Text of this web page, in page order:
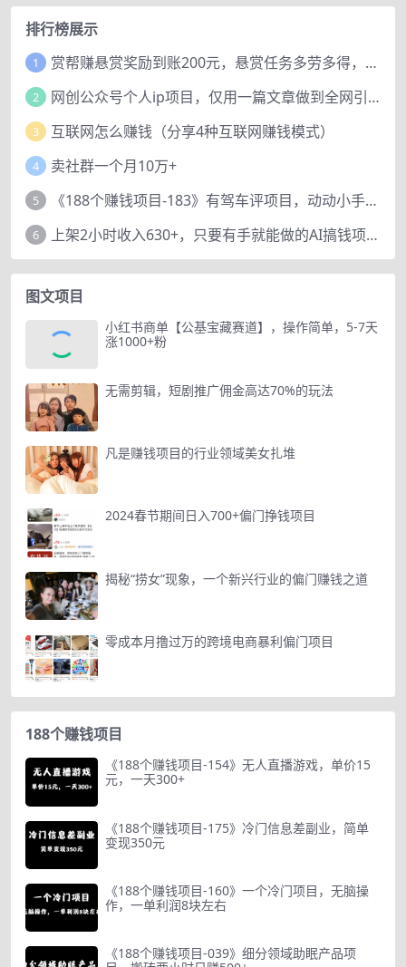
排行榜展示
1 赏帮赚悬赏奖励到账200元，悬赏任务多劳多得，人人可做。
2 网创公众号个人ip项目，仅用一篇文章做到全网引流！
3 互联网怎么赚钱（分享4种互联网赚钱模式）
4 卖社群一个月10万+
5 《188个赚钱项目-183》有驾车评项目，动动小手，复制粘贴赚44元！
6 上架2小时收入630+，只要有手就能做的AI搞钱项目，奶奶看完都能学会!
图文项目
小红书商单【公基宝藏赛道】，操作简单，5-7天
涨1000+粉
无需剪辑，短剧推广佣金高达70%的玩法
凡是赚钱项目的行业领域美女扎堆
2024春节期间日入700+偏门挣钱项目
揭秘“捞女”现象，一个新兴行业的偏门赚钱之道
零成本月撸过万的跨境电商暴利偏门项目
188个赚钱项目
《188个赚钱项目-154》无人直播游戏，单价15
元，一天300+
《188个赚钱项目-175》冷门信息差副业，简单
变现350元
《188个赚钱项目-160》一个冷门项目，无脑操
作，一单利润8块左右
《188个赚钱项目-039》细分领域助眠产品项